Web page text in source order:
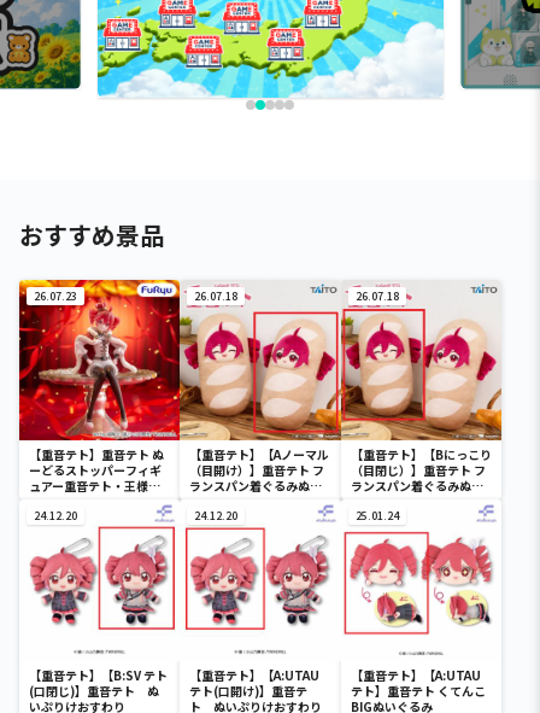
おすすめ景品
26.07.23
【重音テト】重音テト ぬ
ーどるストッパーフィギ
ュアー重音テト・王様
26.07.18
【重音テト】【Aノーマル
（目開け）】重音テト フ
ランスパン着ぐるみぬい
26.07.18
【重音テト】【Bにっこり
（目閉じ）】重音テト フ
ランスパン着ぐるみぬい
24.12.20
【重音テト】【B:SV テト
(口閉じ)】重音テト ぬ
いぷりけおすわり
24.12.20
【重音テト】【A:UTAU
テト(口開け)】重音テ
ト ぬいぷりけおすわり
25.01.24
【重音テト】【A:UTAU
テト】重音テト くてんこ
BIGぬいぐるみ